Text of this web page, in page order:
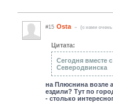
#15 Osta (c нами очень
Цитата:
Сегодня вместе
Северодвинска
на Плюснина возле
ездили? Тут по
- столько